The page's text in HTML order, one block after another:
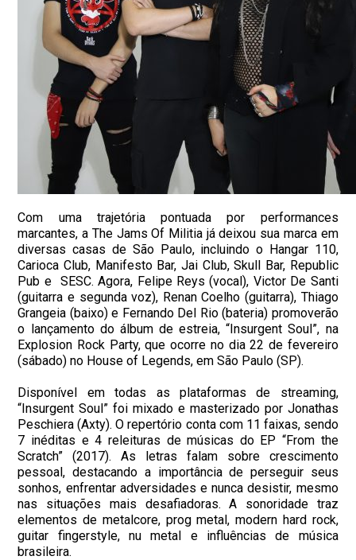
Com uma trajetória pontuada por performances
marcantes, a The Jams Of Militia já deixou sua marca em
diversas casas de São Paulo, incluindo o Hangar 110,
Carioca Club, Manifesto Bar, Jai Club, Skull Bar, Republic
Pub e SESC. Agora, Felipe Reys (vocal), Victor De Santi
(guitarra e segunda voz), Renan Coelho (guitarra), Thiago
Grangeia (baixo) e Fernando Del Rio (bateria) promoverão
o lançamento do álbum de estreia, “Insurgent Soul”, na
Explosion Rock Party, que ocorre no dia 22 de fevereiro
(sábado) no House of Legends, em São Paulo (SP).
Disponível em todas as plataformas de streaming,
“Insurgent Soul” foi mixado e masterizado por Jonathas
Peschiera (Axty). O repertório conta com 11 faixas, sendo
7 inéditas e 4 releituras de músicas do EP “From the
Scratch” (2017). As letras falam sobre crescimento
pessoal, destacando a importância de perseguir seus
sonhos, enfrentar adversidades e nunca desistir, mesmo
nas situações mais desafiadoras. A sonoridade traz
elementos de metalcore, prog metal, modern hard rock,
guitar fingerstyle, nu metal e influências de música
brasileira.